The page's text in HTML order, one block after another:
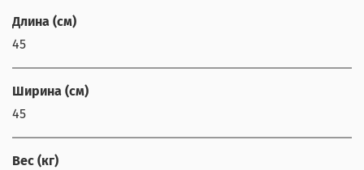
Длина (см)
45
Ширина (см)
45
Вес (кг)